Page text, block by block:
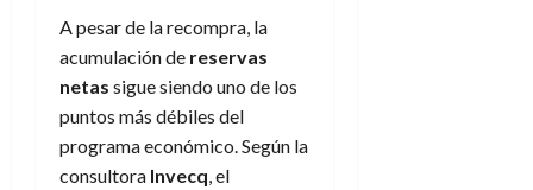
A pesar de la recompra, la
acumulación de reservas
netas sigue siendo uno de los
puntos más débiles del
programa económico. Según la
consultora Invecq , el